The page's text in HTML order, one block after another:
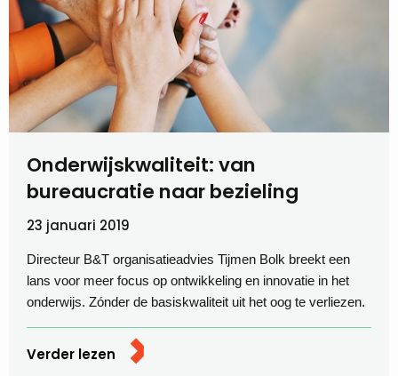
Onderwijskwaliteit: van
bureaucratie naar bezieling
23 januari 2019
Directeur B&T organisatieadvies Tijmen Bolk breekt een
lans voor meer focus op ontwikkeling en innovatie in het
onderwijs. Zónder de basiskwaliteit uit het oog te verliezen.
Verder lezen